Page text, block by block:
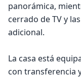
panorámica,
cerrado de TV y
adicional.
La casa está
con transferencia